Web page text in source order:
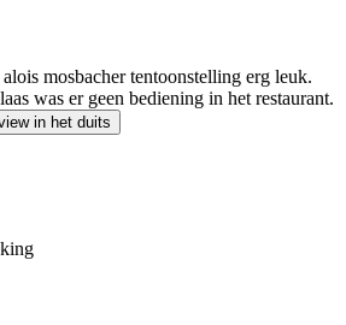
mosbacher tentoonstelling erg leuk.
was er geen bediening in het restaurant.
in het duits